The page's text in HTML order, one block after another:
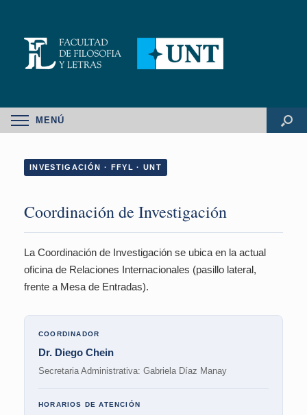
MENÚ
INVESTIGACIÓN · FFYL · UNT
Coordinación de Investigación
La Coordinación de Investigación se ubica en la actual
oficina de Relaciones Internacionales (pasillo lateral,
frente a Mesa de Entradas).
COORDINADOR
Dr. Diego Chein
Secretaria Administrativa: Gabriela Díaz Manay
HORARIOS DE ATENCIÓN